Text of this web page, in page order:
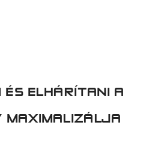
ELHÁRÍTANI A
MAXIMALIZÁLJA